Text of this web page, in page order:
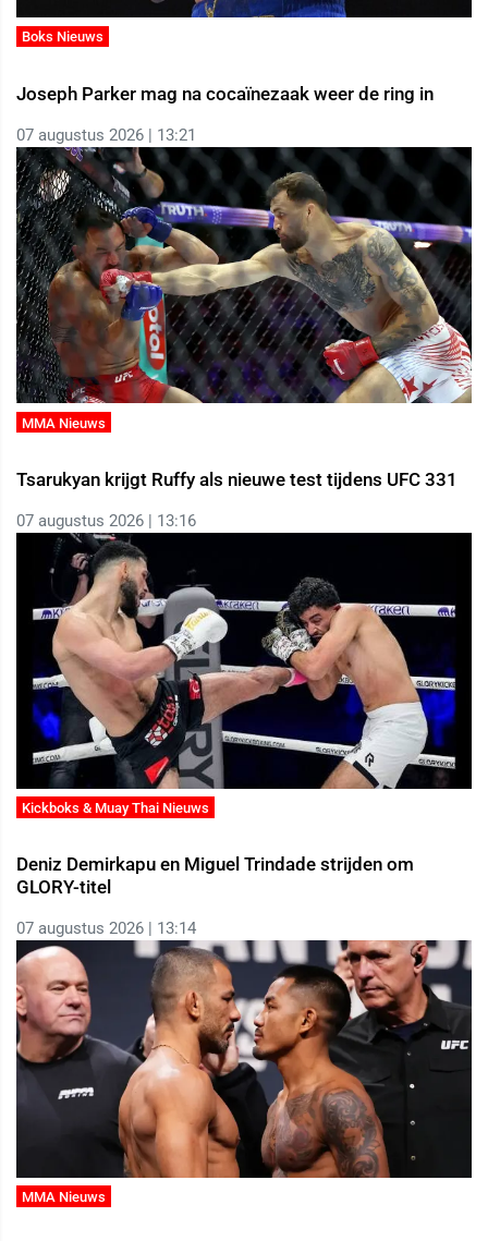
Boks Nieuws
Joseph Parker mag na cocaïnezaak weer de ring in
07 augustus 2026 | 13:21
MMA Nieuws
Tsarukyan krijgt Ruffy als nieuwe test tijdens UFC 331
07 augustus 2026 | 13:16
Kickboks & Muay Thai Nieuws
Deniz Demirkapu en Miguel Trindade strijden om
GLORY-titel
07 augustus 2026 | 13:14
MMA Nieuws